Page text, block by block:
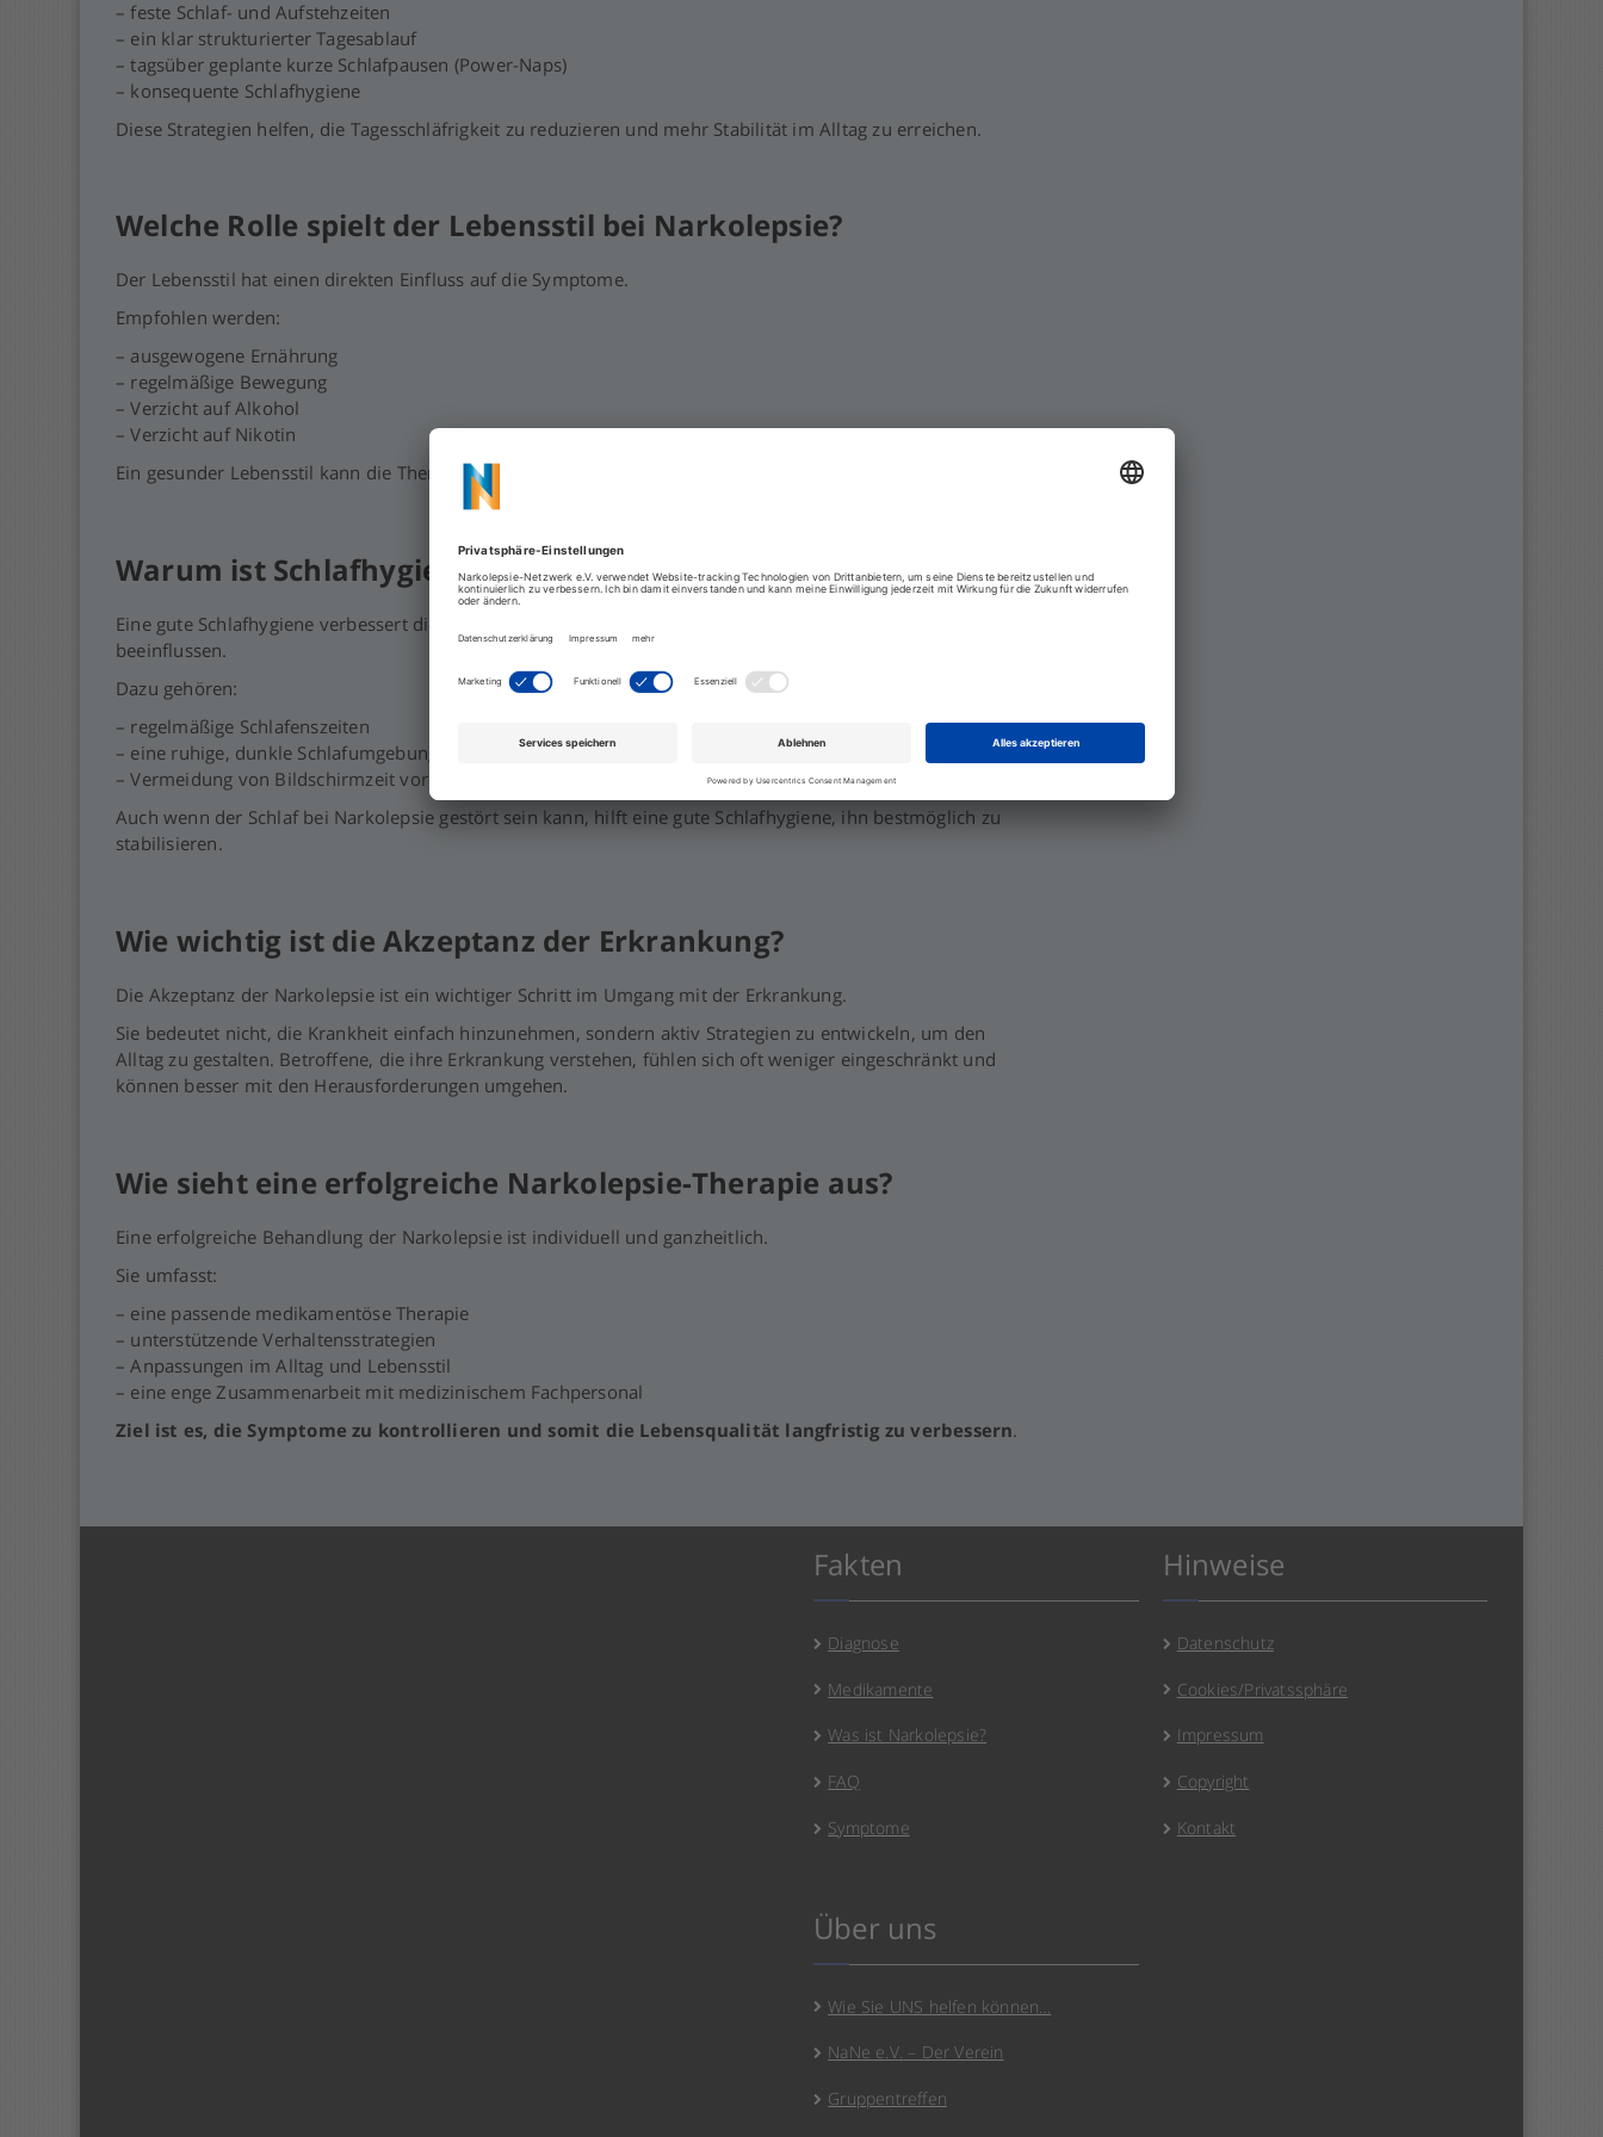
– feste Schlaf- und Aufstehzeiten
– ein klar strukturierter Tagesablauf
– tagsüber geplante kurze Schlafpausen (Power-Naps)
– konsequente Schlafhygiene
Diese Strategien helfen, die Tagesschläfrigkeit zu reduzieren und mehr Stabilität im Alltag zu erreichen.
Welche Rolle spielt der Lebensstil bei Narkolepsie?
Der Lebensstil hat einen direkten Einfluss auf die Symptome.
Empfohlen werden:
– ausgewogene Ernährung
– regelmäßige Bewegung
– Verzicht auf Alkohol
– Verzicht auf Nikotin
Ein gesunder Lebensstil kann die Therapie unterstützen und das allgemeine Wohlbefinden verbessern.
Warum ist Schlafhygiene bei Narkolepsie wichtig?
Eine gute Schlafhygiene verbessert die Qualität des Nachtschlafs und kann Symptome am Tag positiv
beeinflussen.
Dazu gehören:
– regelmäßige Schlafenszeiten
– eine ruhige, dunkle Schlafumgebung
– Vermeidung von Bildschirmzeit vor dem Schlafengehen
Auch wenn der Schlaf bei Narkolepsie gestört sein kann, hilft eine gute Schlafhygiene, ihn bestmöglich zu
stabilisieren.
Wie wichtig ist die Akzeptanz der Erkrankung?
Die Akzeptanz der Narkolepsie ist ein wichtiger Schritt im Umgang mit der Erkrankung.
Sie bedeutet nicht, die Krankheit einfach hinzunehmen, sondern aktiv Strategien zu entwickeln, um den
Alltag zu gestalten. Betroffene, die ihre Erkrankung verstehen, fühlen sich oft weniger eingeschränkt und
können besser mit den Herausforderungen umgehen.
Wie sieht eine erfolgreiche Narkolepsie-Therapie aus?
Eine erfolgreiche Behandlung der Narkolepsie ist individuell und ganzheitlich.
Sie umfasst:
– eine passende medikamentöse Therapie
– unterstützende Verhaltensstrategien
– Anpassungen im Alltag und Lebensstil
– eine enge Zusammenarbeit mit medizinischem Fachpersonal
Ziel ist es, die Symptome zu kontrollieren und somit die Lebensqualität langfristig zu verbessern.
Fakten
Diagnose
Medikamente
Was ist Narkolepsie?
FAQ
Symptome
Über uns
Wie Sie UNS helfen können…
NaNe e.V. – Der Verein
Gruppentreffen
Hinweise
Datenschutz
Cookies/Privatssphäre
Impressum
Copyright
Kontakt